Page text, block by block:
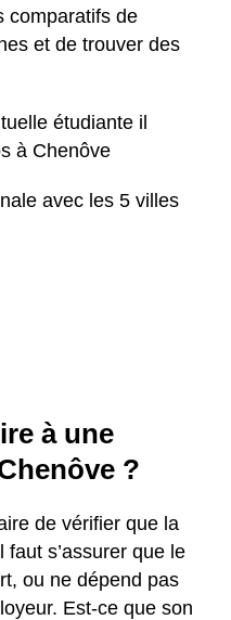
comparatifs de
et de trouver des
étudiante il
à Chenôve
avec les 5 villes
à une
?
de vérifier que la
s’assurer que le
ou ne dépend pas
Est-ce que son